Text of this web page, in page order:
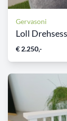
Gervasoni
Loll
€ 2.250,-